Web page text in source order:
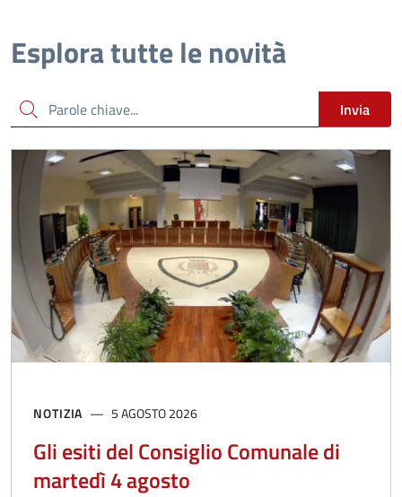
Esplora tutte le novità
Cerca Invia
NOTIZIA 5 AGOSTO 2026
Gli esiti del Consiglio Comunale di
martedì 4 agosto